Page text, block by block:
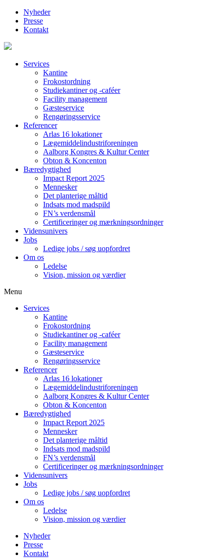
Nyheder
Presse
Kontakt
Services
Kantine
Frokostordning
Studiekantiner og -caféer
Facility management
Gæsteservice
Rengøringsservice
Referencer
Arlas 16 lokationer
Lægemiddelindustriforeningen
Aalborg Kongres & Kultur Center
Obton & Koncenton
Bæredygtighed
Impact Report 2025
Mennesker
Det planterige måltid
Indsats mod madspild
FN’s verdensmål
Certificeringer og mærkningsordninger
Vidensunivers
Jobs
Ledige jobs / søg uopfordret
Om os
Ledelse
Vision, mission og værdier
Menu
Services
Kantine
Frokostordning
Studiekantiner og -caféer
Facility management
Gæsteservice
Rengøringsservice
Referencer
Arlas 16 lokationer
Lægemiddelindustriforeningen
Aalborg Kongres & Kultur Center
Obton & Koncenton
Bæredygtighed
Impact Report 2025
Mennesker
Det planterige måltid
Indsats mod madspild
FN’s verdensmål
Certificeringer og mærkningsordninger
Vidensunivers
Jobs
Ledige jobs / søg uopfordret
Om os
Ledelse
Vision, mission og værdier
Nyheder
Presse
Kontakt